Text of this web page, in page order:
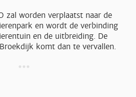
zal worden verplaatst naar de
en wordt de verbinding
en de uitbreiding. De
komt dan te vervallen.